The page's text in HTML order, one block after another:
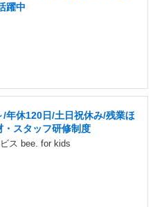
躍中
年休120日/土日祝休み/残業ほ
スタッフ研修制度
ス bee. for kids